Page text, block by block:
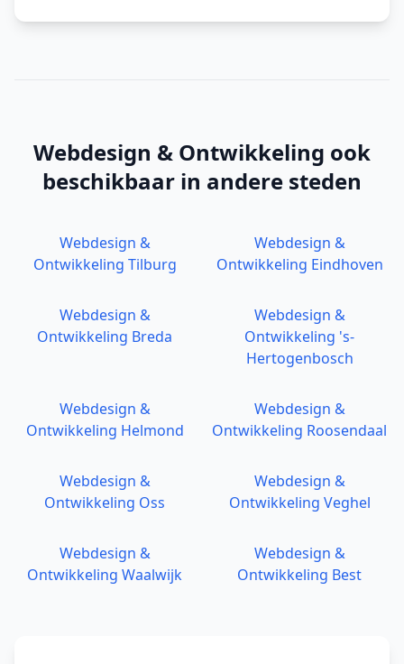
Webdesign & Ontwikkeling ook
beschikbaar in andere steden
Webdesign &
Ontwikkeling Tilburg
Webdesign &
Ontwikkeling Eindhoven
Webdesign &
Ontwikkeling Breda
Webdesign &
Ontwikkeling 's-
Hertogenbosch
Webdesign &
Ontwikkeling Helmond
Webdesign &
Ontwikkeling Roosendaal
Webdesign &
Ontwikkeling Oss
Webdesign &
Ontwikkeling Veghel
Webdesign &
Ontwikkeling Waalwijk
Webdesign &
Ontwikkeling Best